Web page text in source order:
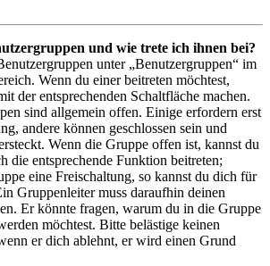
und wie trete ich ihnen bei?
unter „Benutzergruppen“ im
Wenn du einer beitreten möchtest,
der entsprechenden Schaltfläche machen.
sind allgemein offen. Einige erfordern erst
andere können geschlossen sein und
Wenn die Gruppe offen ist, kannst du
die entsprechende Funktion beitreten;
eine Freischaltung, so kannst du dich für
Gruppenleiter muss daraufhin deinen
Er könnte fragen, warum du in die Gruppe
möchtest. Bitte belästige keinen
er dich ablehnt, er wird einen Grund